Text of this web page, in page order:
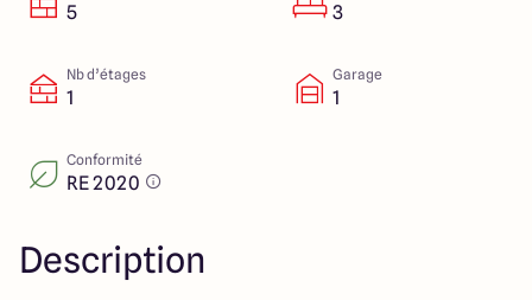
5 3
Nb d’étages
1
Garage
1
Conformité
RE 2020
Description